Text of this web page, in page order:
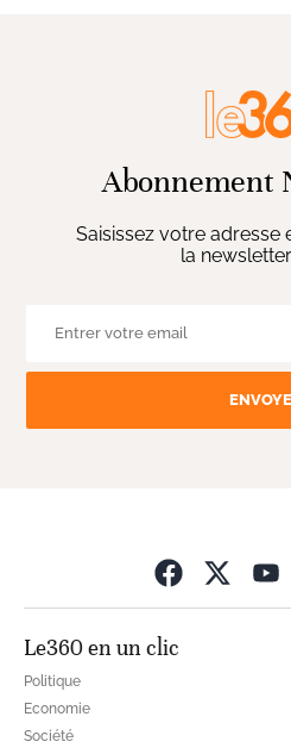
Abonnement
Saisissez votre
la
Le360 en un clic
Politique
Economie
Société